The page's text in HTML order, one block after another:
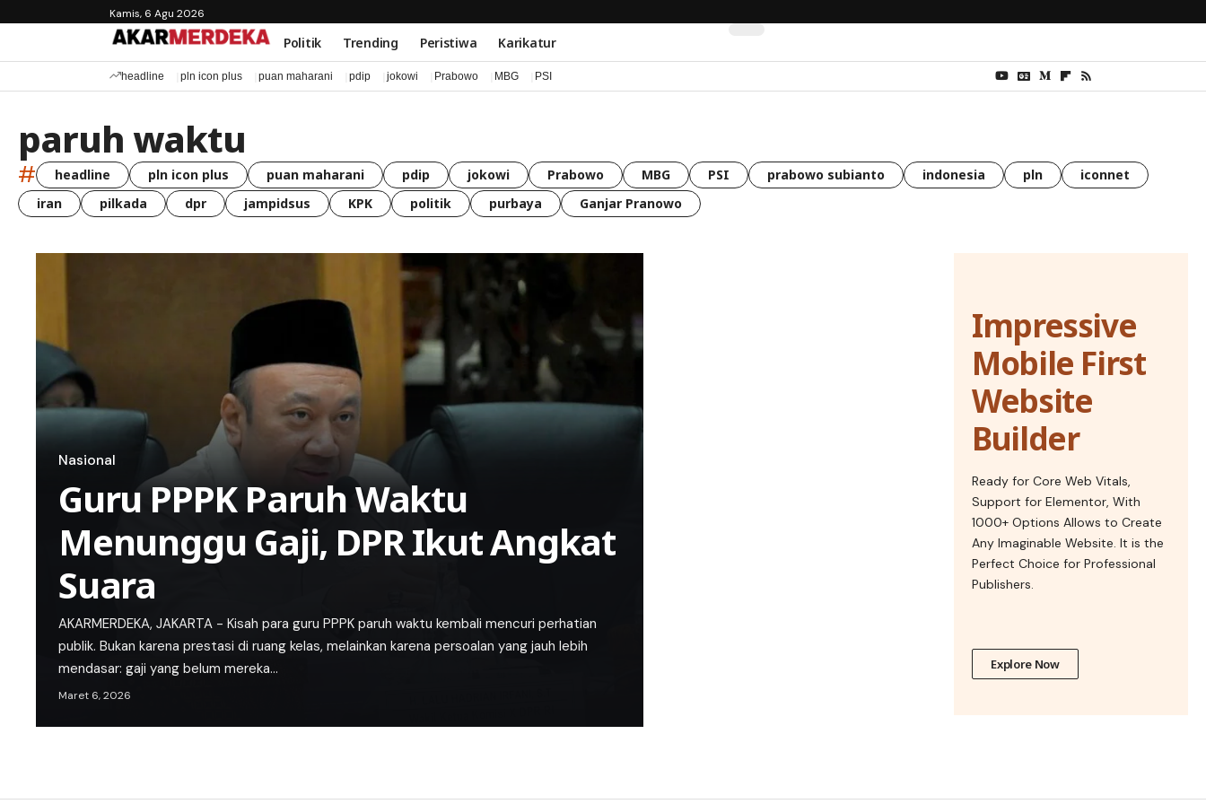
Kamis, 6 Agu 2026
Politik Trending Peristiwa Karikatur
headline pln icon plus puan maharani pdip jokowi Prabowo MBG PSI
paruh waktu
# headline pln icon plus puan maharani pdip jokowi Prabowo MBG PSI prabowo subianto indonesia pln
iconnet
iran
pilkada dpr jampidsus KPK politik purbaya Ganjar Pranowo
Nasional
Guru PPPK Paruh Waktu
Menunggu Gaji, DPR Ikut Angkat
Suara
AKARMERDEKA, JAKARTA - Kisah para guru PPPK paruh waktu kembali mencuri perhatian
publik. Bukan karena prestasi di ruang kelas, melainkan karena persoalan yang jauh lebih
mendasar: gaji yang belum mereka…
Maret 6, 2026
Impressive
Mobile First
Website
Builder
Ready for Core Web Vitals,
Support for Elementor, With
1000+ Options Allows to Create
Any Imaginable Website. It is the
Perfect Choice for Professional
Publishers.
Explore Now